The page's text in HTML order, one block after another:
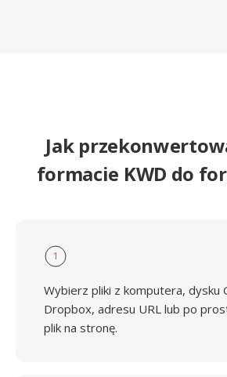
Jak
formacie KWD do
1
Wybierz pliki z komputera, dysku
Dropbox, adresu URL lub po
plik na stronę.